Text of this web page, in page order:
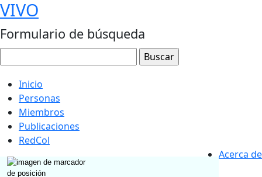
VIVO
Formulario de búsqueda
Inicio
Personas
Miembros
Publicaciones
RedCol
Acerca de